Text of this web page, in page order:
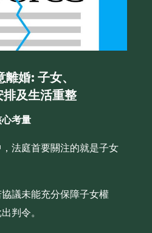
婚: 子女、
排及生活重整
考量
法庭首要關注的就是子女
議未能充分保障子女權
判令。